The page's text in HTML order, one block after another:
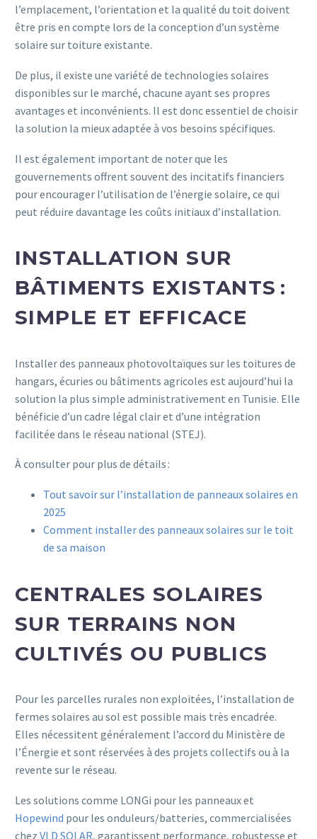
l’emplacement, l’orientation et la qualité du toit doivent
être pris en compte lors de la conception d’un système
solaire sur toiture existante.
De plus, il existe une variété de technologies solaires
disponibles sur le marché, chacune ayant ses propres
avantages et inconvénients. Il est donc essentiel de choisir
la solution la mieux adaptée à vos besoins spécifiques.
Il est également important de noter que les
gouvernements offrent souvent des incitatifs financiers
pour encourager l’utilisation de l’énergie solaire, ce qui
peut réduire davantage les coûts initiaux d’installation.
INSTALLATION SUR
BÂTIMENTS EXISTANTS :
SIMPLE ET EFFICACE
Installer des panneaux photovoltaïques sur les toitures de
hangars, écuries ou bâtiments agricoles est aujourd’hui la
solution la plus simple administrativement en Tunisie. Elle
bénéficie d’un cadre légal clair et d’une intégration
facilitée dans le réseau national (STEJ).
À consulter pour plus de détails :
Tout savoir sur l’installation de panneaux solaires en
2025
Comment installer des panneaux solaires sur le toit
de sa maison
CENTRALES SOLAIRES
SUR TERRAINS NON
CULTIVÉS OU PUBLICS
Pour les parcelles rurales non exploitées, l’installation de
fermes solaires au sol est possible mais très encadrée.
Elles nécessitent généralement l’accord du Ministère de
l’Énergie et sont réservées à des projets collectifs ou à la
revente sur le réseau.
Les solutions comme LONGi pour les panneaux et
Hopewind pour les onduleurs/batteries, commercialisées
chez VLD SOLAR, garantissent performance, robustesse et